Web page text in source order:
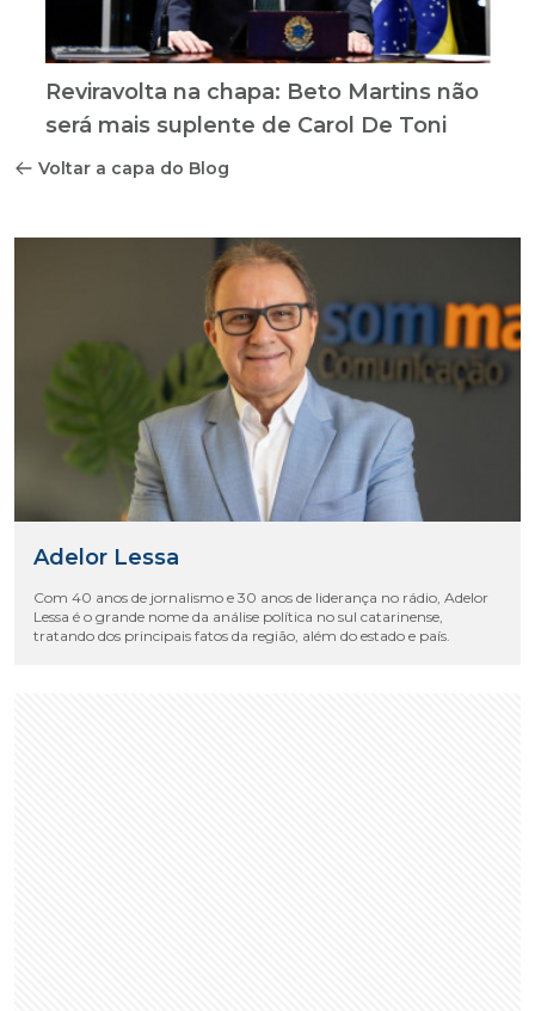
Reviravolta na chapa: Beto Martins não
será mais suplente de Carol De Toni
Voltar a capa do Blog
Adelor Lessa
Com 40 anos de jornalismo e 30 anos de liderança no rádio, Adelor
Lessa é o grande nome da análise política no sul catarinense,
tratando dos principais fatos da região, além do estado e país.